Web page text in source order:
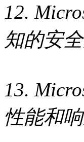
12.
知的安
13.
性能和响